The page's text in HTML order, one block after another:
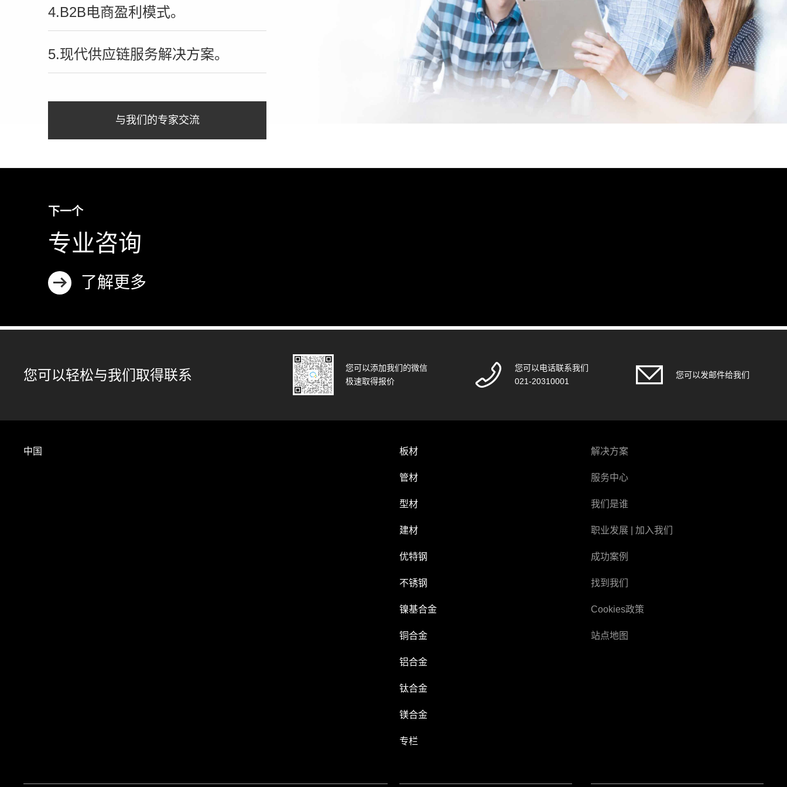
4.B2B电商盈利模式。
5.现代供应链服务解决方案。
与我们的专家交流
下一个
专业咨询
了解更多
您可以轻松与我们取得联系
您可以添加我们的微信
极速取得报价
您可以电话联系我们
021-20310001
您可以发邮件给我们
中国 板材
管材
型材
建材
优特钢
不锈钢
镍基合金
铜合金
铝合金
钛合金
镁合金
专栏
解决方案
服务中心
我们是谁
职业发展 | 加入我们
成功案例
找到我们
Cookies政策
站点地图